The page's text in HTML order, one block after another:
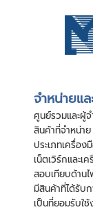
จําหน่ายแ
ศูนย์รวมและผู้
สินค้าที่จําหน่า
ประเภทเครื่อ
เน็ตเวิร์กและเ
สอบเทียบด้าน
มีสินค้าที่ได้รับ
เป็นที่ยอมรับใ